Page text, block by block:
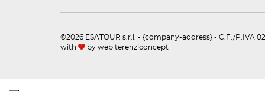
©2026 ESATOUR s.r.l. - {company-address} - C.F./P.IVA
with
by web terenziconcept